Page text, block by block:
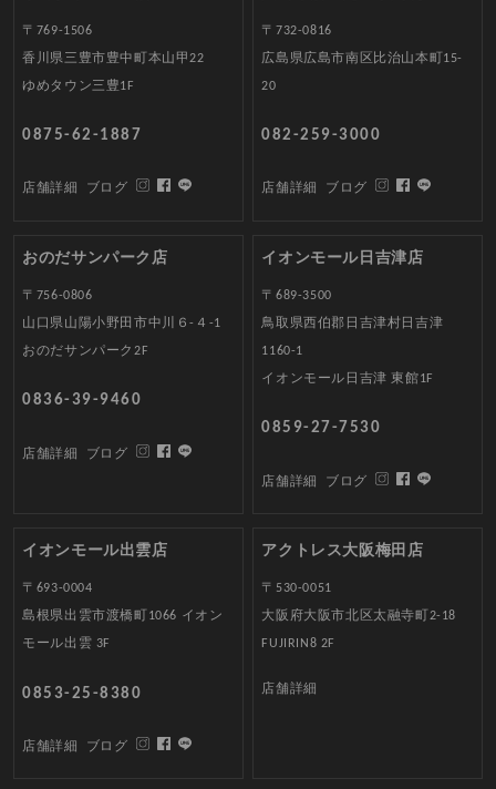
〒769-1506
香川県三豊市豊中町本山甲22
ゆめタウン三豊1F
0875-62-1887
店舗詳細 ブログ
〒732-0816
広島県広島市南区比治山本町15-
20
082-259-3000
店舗詳細 ブログ
おのだサンパーク店
〒756-0806
山口県山陽小野田市中川６-４-1
おのだサンパーク2F
0836-39-9460
店舗詳細 ブログ
イオンモール日吉津店
〒689-3500
鳥取県西伯郡日吉津村日吉津
1160-1
イオンモール日吉津 東館1F
0859-27-7530
店舗詳細 ブログ
イオンモール出雲店
〒693-0004
島根県出雲市渡橋町1066 イオン
モール出雲 3F
0853-25-8380
店舗詳細 ブログ
アクトレス大阪梅田店
〒530-0051
大阪府大阪市北区太融寺町2-18
FUJIRIN8 2F
店舗詳細